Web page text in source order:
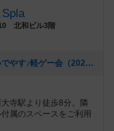
北和ビル3階
[NEW] 【8/26㈬19:30 ～】初心者歓迎！！おいでやす♪軽ゲー会（2026年07月29日 19時38分）
寺駅より徒歩8分。隣
属のスペースをご利用